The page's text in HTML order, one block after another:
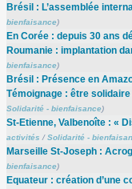
Brésil : L’assemblée
bienfaisance)
En Corée : depuis 30 ans
Roumanie : implantation
bienfaisance)
Brésil : Présence en
Témoignage : être
Solidarité - bienfaisance)
St-Etienne, Valbenoîte : «
activités /Solidarité -
Marseille St-Joseph :
bienfaisance)
Equateur : création d’une